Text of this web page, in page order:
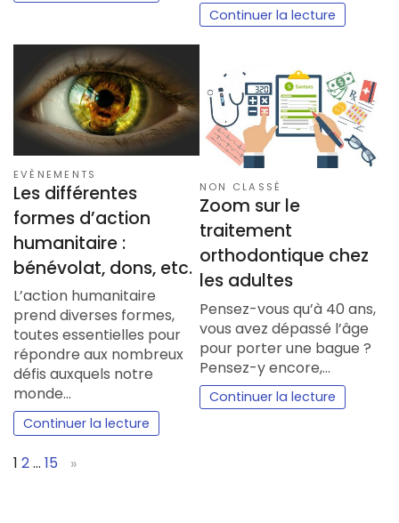
Continuer la lecture
EVÈNEMENTS
Les différentes
formes d’action
humanitaire :
bénévolat, dons, etc.
L’action humanitaire
prend diverses formes,
toutes essentielles pour
répondre aux nombreux
défis auxquels notre
monde…
Continuer la lecture
NON CLASSÉ
Zoom sur le
traitement
orthodontique chez
les adultes
Pensez-vous qu’à 40 ans,
vous avez dépassé l’âge
pour porter une bague ?
Pensez-y encore,…
Continuer la lecture
Page:
1 2… 15 Next
»